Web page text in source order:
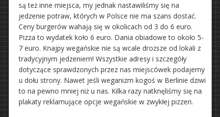
są też inne miejsca, my jednak nastawiliśmy się na
jedzenie potraw, których w Polsce nie ma szans dostać.
Ceny burgerów wahają się w okolicach od 3 do 6 euro.
Pizza to wydatek koło 6 euro. Dania obiadowe to około 5-
7 euro. Knajpy wegańskie nie są wcale droższe od lokali z
tradycyjnym jedzeniem! Wszystkie adresy i szczegóły
dotyczące sprawdzonych przez nas miejscówek podajemy
u dołu strony. Nawet jeśli weganizm kogoś w Berlinie dziwi
to na pewno mniej niż u nas. Kilka razy natknęliśmy się na
plakaty reklamujące opcje wegańskie w zwykłej pizzeri.